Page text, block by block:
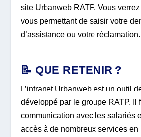
site Urbanweb RATP. Vous
vous permettant de saisir votre
d’assistance ou votre réclamation.
📝 QUE RETENIR ?
L’intranet Urbanweb est un outil
développé par le groupe RATP. Il
communication avec les salariés
accès à de nombreux services en